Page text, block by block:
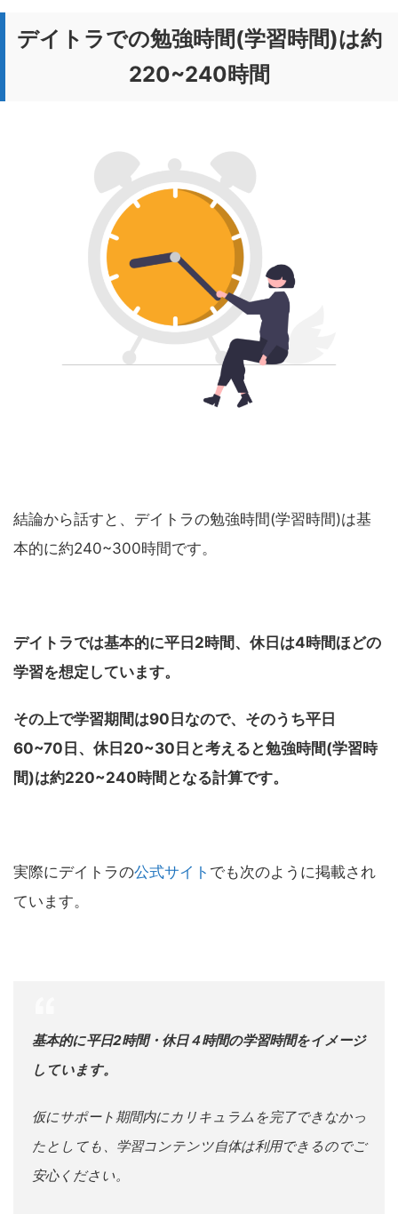
デイトラでの勉強時間(学習時間)は約
220~240時間
結論から話すと、デイトラの勉強時間(学習時間)は基
本的に約240~300時間です。
デイトラでは基本的に平日2時間、休日は4時間ほどの
学習を想定しています。
その上で学習期間は90日なので、そのうち平日
60~70日、休日20~30日と考えると勉強時間(学習時
間)は約220~240時間となる計算です。
実際にデイトラの公式サイト でも次のように掲載され
ています。
基本的に平日2時間・休日４時間の学習時間をイメージ
しています。
仮にサポート期間内にカリキュラムを完了できなかっ
たとしても、学習コンテンツ自体は利用できるのでご
安心ください。